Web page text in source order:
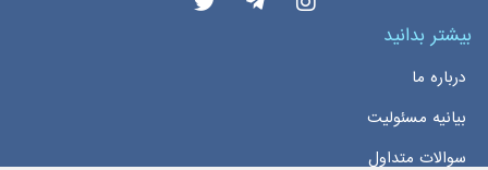
بیشتر بدانید
درباره ما
بیانیه مسئولیت
سوالات متداول